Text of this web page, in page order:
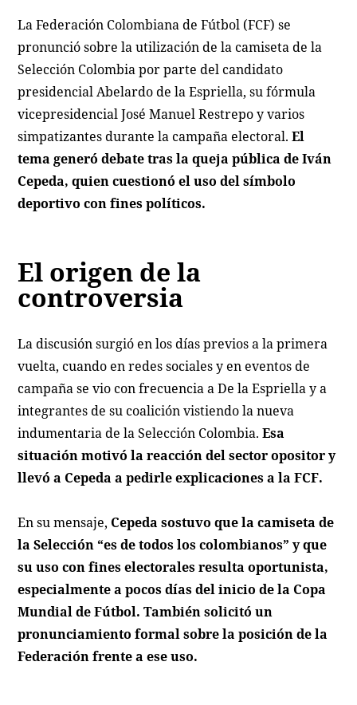
La Federación Colombiana de Fútbol (FCF) se
pronunció sobre la utilización de la camiseta de la
Selección Colombia por parte del candidato
presidencial Abelardo de la Espriella, su fórmula
vicepresidencial José Manuel Restrepo y varios
simpatizantes durante la campaña electoral.El
tema generó debate tras la queja pública de Iván
Cepeda, quien cuestionó el uso del símbolo
deportivo con fines políticos.
El origen de la
controversia
La discusión surgió en los días previos a la primera
vuelta, cuando en redes sociales y en eventos de
campaña se vio con frecuencia a De la Espriella y a
integrantes de su coalición vistiendo la nueva
indumentaria de la Selección Colombia.Esa
situación motivó la reacción del sector opositor y
llevó a Cepeda a pedirle explicaciones a la FCF.
En su mensaje, Cepeda sostuvo que la camiseta de
la Selección “es de todos los colombianos” y que
su uso con fines electorales resulta oportunista,
especialmente a pocos días del inicio de la Copa
Mundial de Fútbol. También solicitó un
pronunciamiento formal sobre la posición de la
Federación frente a ese uso.